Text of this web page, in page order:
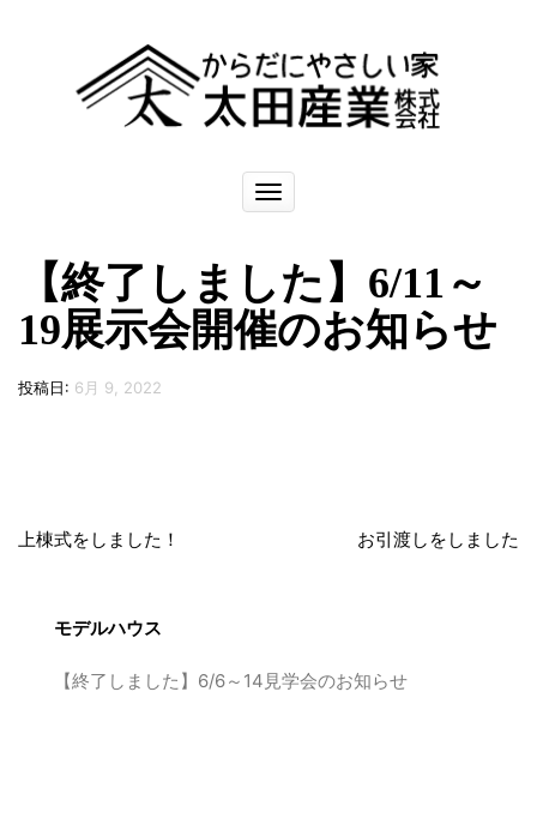
ナ
ビ
ー
シ
ョ
ン
【終了しました】6/11～
19展示会開催のお知らせ
投稿日: 6月 9, 2022
上棟式をしました！ お引渡しをしました
モデルハウス
【終了しました】6/6～14見学会のお知らせ